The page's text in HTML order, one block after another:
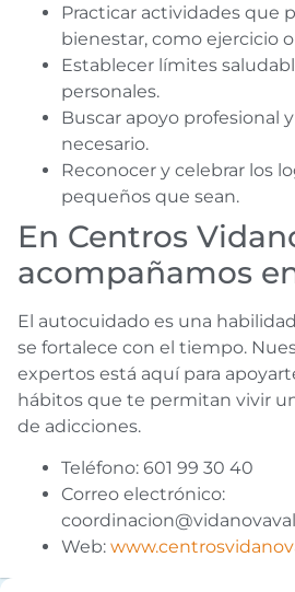
Practicar actividades que
bienestar, como ejercicio
Establecer límites
personales.
Buscar apoyo profesional
necesario.
Reconocer y celebrar los
pequeños que sean.
En Centros
acompañamos
El autocuidado es una
se fortalece con el tiempo.
expertos está aquí para
hábitos que te permitan vivir
de adicciones.
Teléfono: 601 99 30 40
Correo electrónico:
Web: